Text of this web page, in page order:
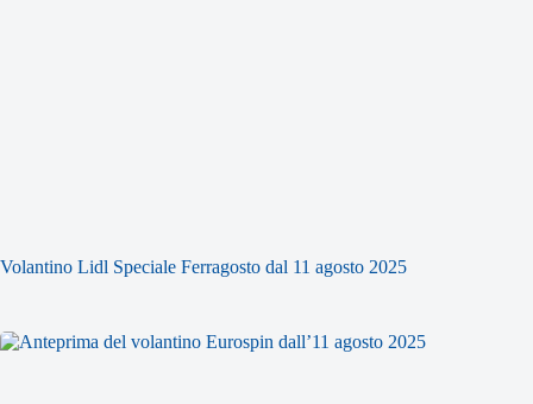
Volantino Lidl Speciale Ferragosto dal 11 agosto 2025